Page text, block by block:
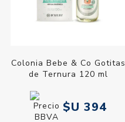
Colonia Bebe & Co Gotitas
de Ternura 120 ml
$U 394